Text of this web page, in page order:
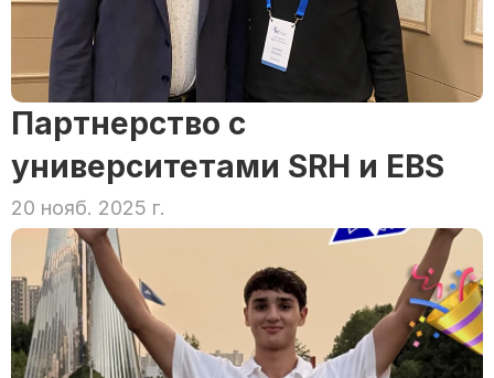
Партнерство с
университетами SRH и EBS
20 нояб. 2025 г.